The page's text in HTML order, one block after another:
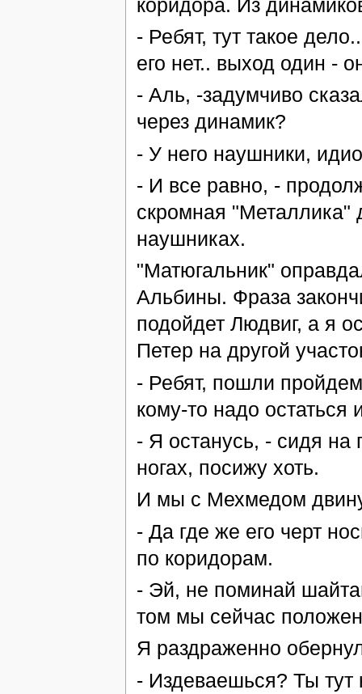
коридора. Из
- Ребят, тут такое
его нет.. выход один -
- Аль, -задумчиво
через динамик?
- У него наушники,
- И все равно, -
скромная
наушниках.
"Матюгальник"
Альбины. Фраза
подойдет Людвиг, а я
Петер на другой
- Ребят, пошли
кому-то надо остаться
- Я останусь, - сидя на
ногах, посижу хоть.
И мы с Мехмедом
- Да где же его черт
по коридорам.
- Эй, не поминай
том мы сейчас
Я раздраженно
- Издеваешься? Ты